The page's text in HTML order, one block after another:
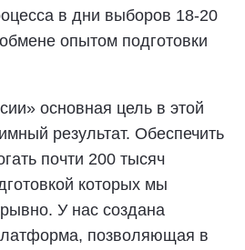
в дни выборов 18-20
опытом подготовки
основная цель в этой
результат. Обеспечить
почти 200 тысяч
которых мы
У нас создана
позволяющая в